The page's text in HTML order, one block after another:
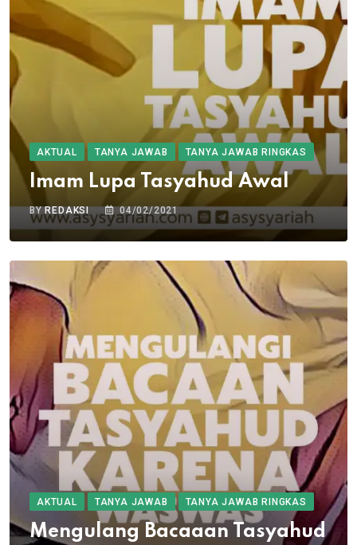
AKTUAL TANYA JAWAB TANYA JAWAB RINGKAS
Imam Lupa Tasyahud Awal
BY REDAKSI 04/02/2021
AKTUAL TANYA JAWAB TANYA JAWAB RINGKAS
Mengulang Bacaaan Tasyahud